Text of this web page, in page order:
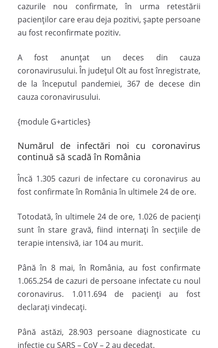
cazurile nou confirmate, în urma retestării
pacienților care erau deja pozitivi, șapte persoane
au fost reconfirmate pozitiv.
A fost anunțat un deces din cauza
coronavirusului. În județul Olt au fost înregistrate,
de la începutul pandemiei, 367 de decese din
cauza coronavirusului.
{module G+articles}
Numărul de infectări noi cu coronavirus
continuă să scadă în România
Încă 1.305 cazuri de infectare cu coronavirus au
fost confirmate în România în ultimele 24 de ore.
Totodată, în ultimele 24 de ore, 1.026 de pacienți
sunt în stare gravă, fiind internați în secțiile de
terapie intensivă, iar 104 au murit.
Până în 8 mai, în România, au fost confirmate
1.065.254 de cazuri de persoane infectate cu noul
coronavirus. 1.011.694 de pacienți au fost
declarați vindecați.
Până astăzi, 28.903 persoane diagnosticate cu
infecție cu SARS – CoV – 2 au decedat.